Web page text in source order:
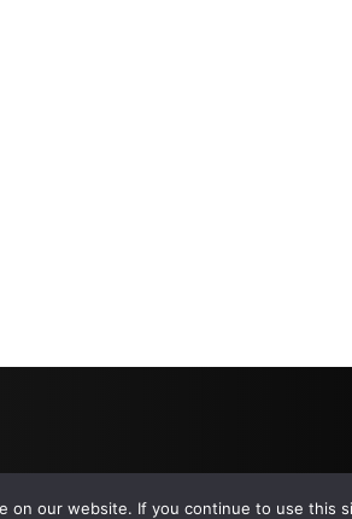
our website. If you continue to use this